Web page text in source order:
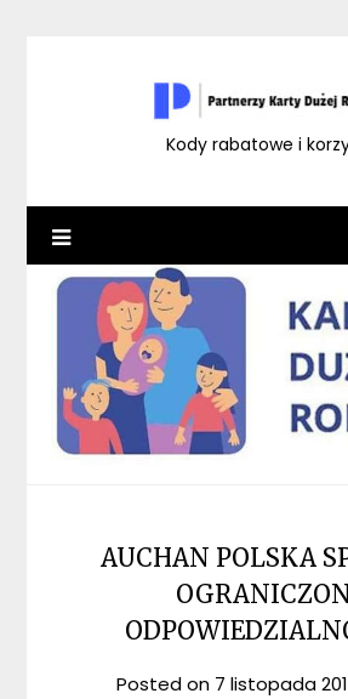
Kody rabatowe i
AUCHAN POLSKA
Posted on 7 listopada